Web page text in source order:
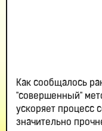
Как сообщалось
"совершенный"
ускоряет процесс
значительно